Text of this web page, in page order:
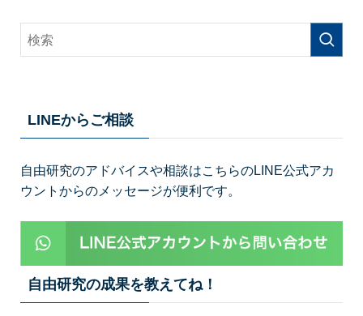
LINEからご相談
自由研究のアドバイスや相談はこちらのLINE公式アカ
ウントからのメッセージが便利です。
自由研究の成果を教えてね！